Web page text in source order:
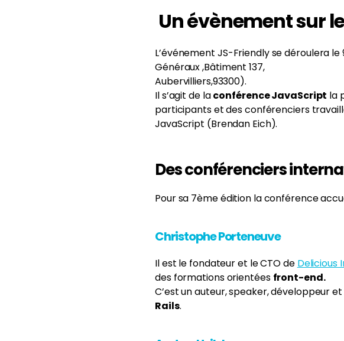
Un évènement sur
L’événement JS-Friendly se déroulera
Généraux ,Bâtiment 137,
Aubervilliers,93300).
Il s’agit de laconférence JavaScript la
participants et des conférenciers
JavaScript (Brendan Eich).
Des conférenciers
Pour sa 7ème édition la conférence
Christophe Porteneuve
Il est le fondateur et le CTO de Delicious
des formations orientées front-end.
C’est un auteur, speaker, développeur
Rails.